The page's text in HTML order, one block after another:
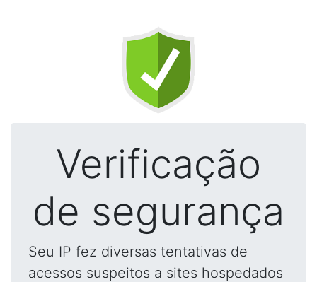
Verificação
de segurança
Seu IP fez diversas tentativas de
acessos suspeitos a sites hospedados